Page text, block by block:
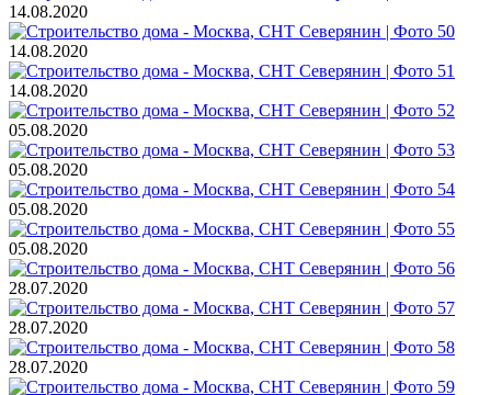
14.08.2020
14.08.2020
14.08.2020
05.08.2020
05.08.2020
05.08.2020
05.08.2020
28.07.2020
28.07.2020
28.07.2020